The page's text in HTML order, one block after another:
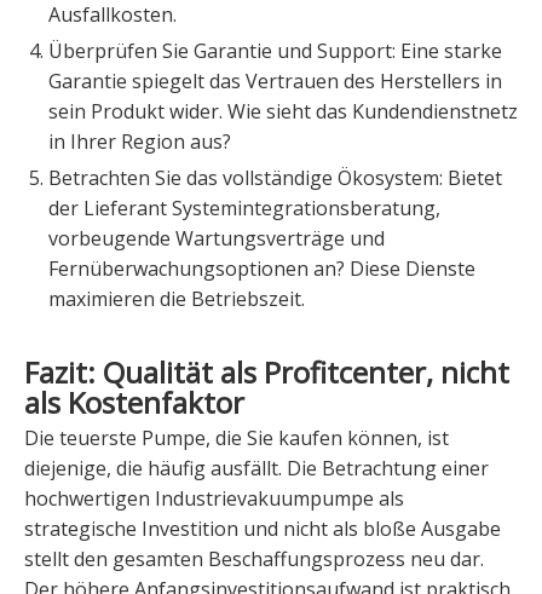
Ausfallkosten.
Überprüfen Sie Garantie und Support: Eine starke
Garantie spiegelt das Vertrauen des Herstellers in
sein Produkt wider. Wie sieht das Kundendienstnetz
in Ihrer Region aus?
Betrachten Sie das vollständige Ökosystem: Bietet
der Lieferant Systemintegrationsberatung,
vorbeugende Wartungsverträge und
Fernüberwachungsoptionen an? Diese Dienste
maximieren die Betriebszeit.
Fazit: Qualität als Profitcenter, nicht
als Kostenfaktor
Die teuerste Pumpe, die Sie kaufen können, ist
diejenige, die häufig ausfällt. Die Betrachtung einer
hochwertigen Industrievakuumpumpe als
strategische Investition und nicht als bloße Ausgabe
stellt den gesamten Beschaffungsprozess neu dar.